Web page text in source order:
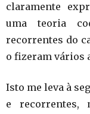
claramente
uma teoria
recorrentes do
o fizeram vários
Isto me leva à
e recorrentes,